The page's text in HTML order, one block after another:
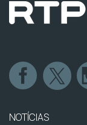
NOTÍCIAS